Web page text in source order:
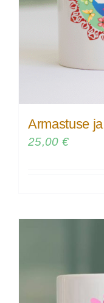
Armastuse
25,00 €